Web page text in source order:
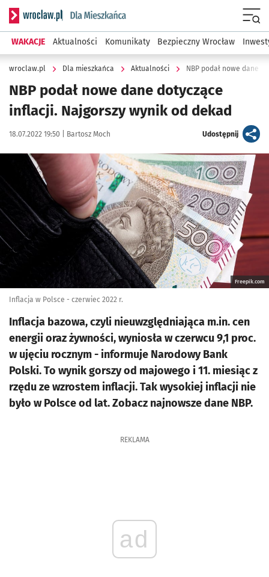
Serwis informacyjny wroclaw.pl podserwis: Dla mieszkańca
WAKACJE Aktualności Komunikaty Bezpieczny Wrocław
wroclaw.pl Dla mieszkańca Aktualności NBP podał nowe dane
NBP podał nowe dane dotyczące
inflacji. Najgorszy wynik od dekad
Data publikacji:
18.07.2022 19:50 | Autor:
Bartosz Moch Udostępnijartykuł
Kliknij, aby powiększyć
Freepik.com
Inflacja w Polsce - czerwiec 2022 r.
Inflacja bazowa, czyli nieuwzględniająca m.in. cen
energii oraz żywności, wyniosła w czerwcu 9,1 proc.
w ujęciu rocznym - informuje Narodowy Bank
Polski. To wynik gorszy od majowego i 11. miesiąc z
rzędu ze wzrostem inflacji. Tak wysokiej inflacji nie
było w Polsce od lat. Zobacz najnowsze dane NBP.
REKLAMA
ad